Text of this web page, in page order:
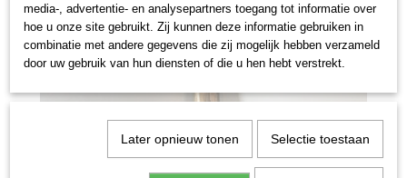
media-, advertentie- en analysepartners toegang tot informatie over
hoe u onze site gebruikt. Zij kunnen deze informatie gebruiken in
combinatie met andere gegevens die zij mogelijk hebben verzameld
door uw gebruik van hun diensten of die u hen hebt verstrekt.
Later opnieuw tonen Selectie toestaan